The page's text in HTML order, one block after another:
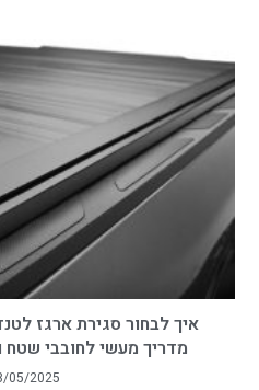
איך לבחור סגירת ארגז
מדריך מעשי לחובבי שטח
05/2025